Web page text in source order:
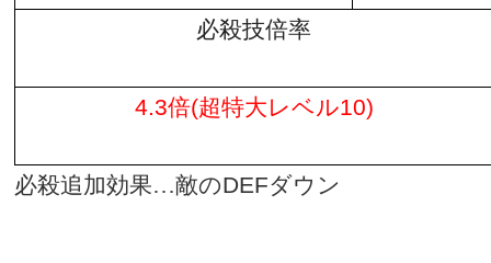
必殺技倍率
4.3倍(超特大レベル10)
必殺追加効果…敵のDEFダウン